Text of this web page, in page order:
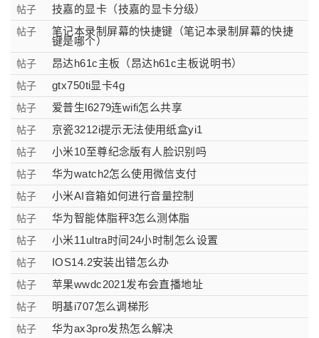
帖子 技嘉的显卡（技嘉的显卡分级）
帖子
笔记本录制屏幕的快捷键（笔记本录制屏幕的快捷
键是哪个）
帖子 昂达h61c主板（昂达h61c主板说明书）
帖子 gtx750ti显卡4g
帖子 爱普生l6279连wifi怎么共享
帖子 京瓷3212i提示无法使用纸盒yi1
帖子 小米10至尊纪念版有人脸识别吗
帖子 华为watch2怎么使用微信支付
帖子 小米AI音箱如何进行音量控制
帖子 华为智能体脂秤3怎么测体脂
帖子 小米11ultra时间24小时制怎么设置
帖子 IOS14.2安装出错怎么办
帖子 苹果wwdc2021发布会直播地址
帖子 明基i707怎么调梯形
帖子 华为ax3pro发热怎么解决